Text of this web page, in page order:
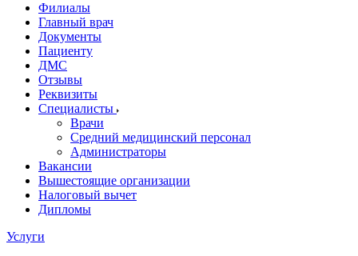
Филиалы
Главный врач
Документы
Пациенту
ДМС
Отзывы
Реквизиты
Специалисты
Врачи
Средний медицинский персонал
Администраторы
Вакансии
Вышестоящие организации
Налоговый вычет
Дипломы
Услуги